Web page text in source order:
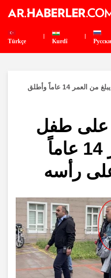
Kurdî
Türkçe
اعتدى جنسياً على طفل يبلغ من العمر 14 عاماً وأطلق
على طفل
يبلغ من العمر 14 عاماً
رأسه